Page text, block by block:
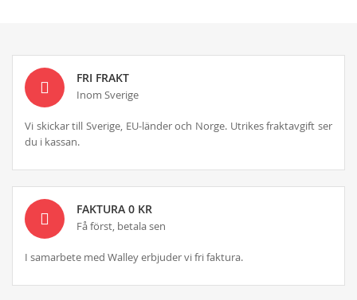
FRI FRAKT
Inom Sverige
Vi skickar till Sverige, EU-länder och Norge. Utrikes fraktavgift ser
du i kassan.
FAKTURA 0 KR
Få först, betala sen
I samarbete med Walley erbjuder vi fri faktura.